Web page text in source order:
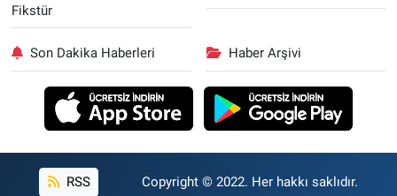
Fikstür
Son Dakika Haberleri Haber Arşivi
RSS Copyright © 2022. Her hakkı saklıdır.